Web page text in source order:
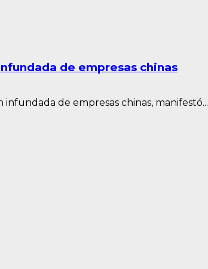
de empresas chinas
de empresas chinas, manifestó...